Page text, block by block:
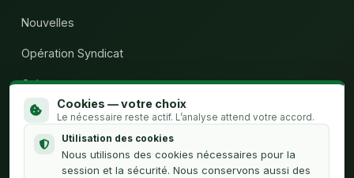
Nouvelles
Opération Syndicat
Qui sommes-nous
Calculateur H.C.
Contact
Cookies — votre choix
Le nécessaire reste actif. L’analyse attend votre accord.
Utilisation des cookies
Nous utilisons des cookies nécessaires pour la
session et la sécurité. Nous conservons aussi des